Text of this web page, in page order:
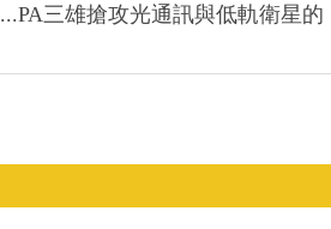
三雄搶攻光通訊與低軌衛星的